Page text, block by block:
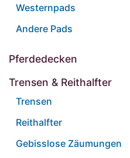
Westernpads
Andere Pads
Pferdedecken
Trensen & Reithalfter
Trensen
Reithalfter
Gebisslose Zäumungen